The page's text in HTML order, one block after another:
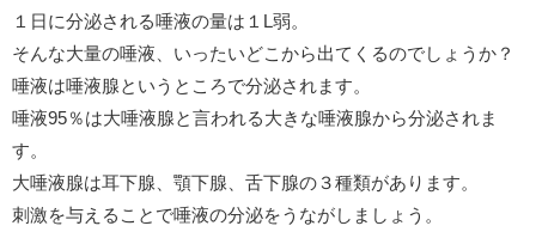
１日に分泌される唾液の量は１L弱。
そんな大量の唾液、いったいどこから出てくるのでしょうか？
唾液は唾液腺というところで分泌されます。
唾液95％は大唾液腺と言われる大きな唾液腺から分泌されま
す。
大唾液腺は耳下腺、顎下腺、舌下腺の３種類があります。
刺激を与えることで唾液の分泌をうながしましょう。